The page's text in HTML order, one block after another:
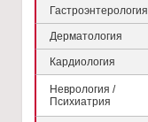
Гастроэнтерология
Дерматология
Кардиология
Неврология /
Психиатрия